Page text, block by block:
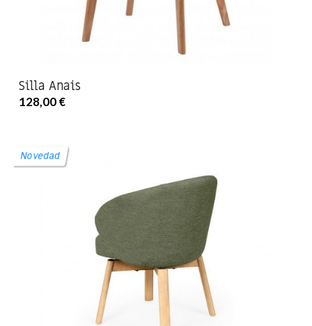
Silla Anais
128,00 €
Novedad